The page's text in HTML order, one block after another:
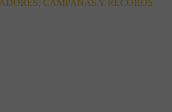
CAMPAÑAS Y RÉCORDS